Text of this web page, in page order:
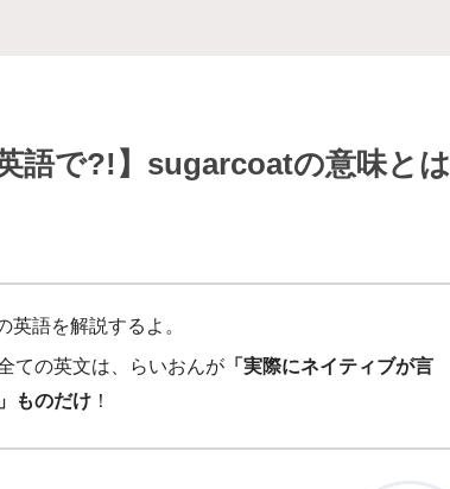
語で?!】sugarcoatの意味とは
英語を解説するよ。
ての英文は、らいおんが 「実際にネイティブが言
ものだけ ！